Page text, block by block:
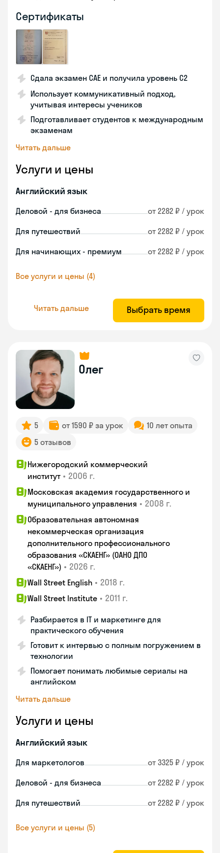
Сертификаты
Сдала экзамен CAE и получила уровень С2
Использует коммуникативный подход,
учитывая интересы учеников
Подготавливает студентов к международным
экзаменам
Читать дальше
Услуги и цены
Английский язык
Деловой - для бизнеса от 2282 ₽ / урок
Для путешествий от 2282 ₽ / урок
Для начинающих - премиум от 2282 ₽ / урок
Все услуги и цены (4)
Читать дальше Выбрать время
Олег
5 от 1590 ₽ за урок
10 лет опыта
5 отзывов
Нижегородский коммерческий
институт • 2006 г.
Московская академия государственного и
муниципального управления • 2008 г.
Образовательная автономная
некоммерческая организация
дополнительного профессионального
образования «СКАЕНГ» (ОАНО ДПО
«СКАЕНГ») • 2026 г.
Wall Street English • 2018 г.
Wall Street Institute • 2011 г.
Разбирается в IT и маркетинге для
практического обучения
Готовит к интервью с полным погружением в
технологии
Помогает понимать любимые сериалы на
английском
Читать дальше
Услуги и цены
Английский язык
Для маркетологов от 3325 ₽ / урок
Деловой - для бизнеса от 2282 ₽ / урок
Для путешествий от 2282 ₽ / урок
Все услуги и цены (5)